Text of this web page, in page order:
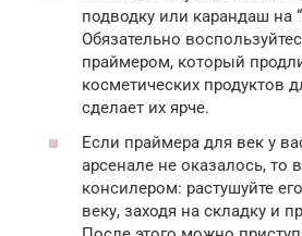
подводку или карандаш на
Обязательно
праймером, который
косметических продуктов
сделает их ярче.
Если праймера для век у
арсенале не оказалось, то
консилером: растушуйте
веку, заходя на складку и